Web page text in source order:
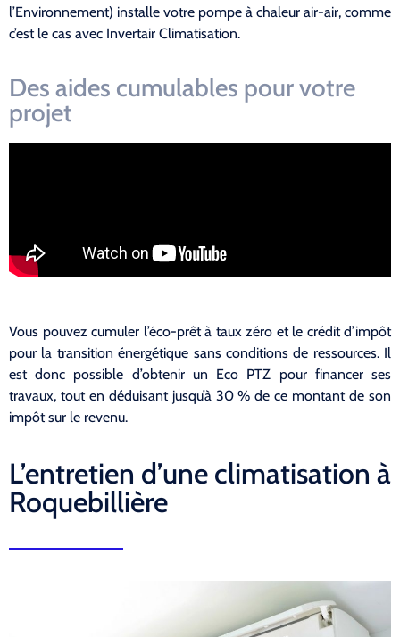
l’Environnement) installe votre pompe à chaleur air-air, comme
c’est le cas avec Invertair Climatisation.
Des aides cumulables pour votre
projet
Vous pouvez cumuler l’éco-prêt à taux zéro et le crédit d’impôt
pour la transition énergétique sans conditions de ressources. Il
est donc possible d’obtenir un Eco PTZ pour financer ses
travaux, tout en déduisant jusqu’à 30 % de ce montant de son
impôt sur le revenu.
L’entretien d’une climatisation à
Roquebillière